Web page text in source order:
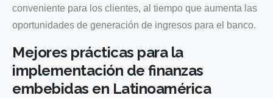
conveniente para los clientes, al tiempo que aumenta las
oportunidades de generación de ingresos para el banco.
Mejores prácticas para la
implementación de finanzas
embebidas en Latinoamérica